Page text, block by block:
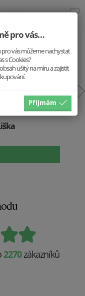
2270zákazníků
pro vás…
pro vás můžeme nachystat
s Cookies?
ušitý na míru a zajistit
Příjmám